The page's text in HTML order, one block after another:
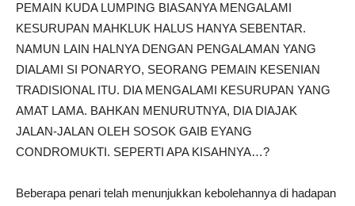
PEMAIN KUDA LUMPING BIASANYA MENGALAMI
KESURUPAN MAHKLUK HALUS HANYA SEBENTAR.
NAMUN LAIN HALNYA DENGAN PENGALAMAN YANG
DIALAMI SI PONARYO, SEORANG PEMAIN KESENIAN
TRADISIONAL ITU. DIA MENGALAMI KESURUPAN YANG
AMAT LAMA. BAHKAN MENURUTNYA, DIA DIAJAK
JALAN-JALAN OLEH SOSOK GAIB EYANG
CONDROMUKTI. SEPERTI APA KISAHNYA…?
Beberapa penari telah menunjukkan kebolehannya di hadapan